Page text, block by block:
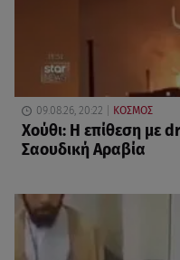
09.08.26, 20:22 ΚΟΣΜΟΣ
Χούθι: Η επίθεση με
Σαουδική Αραβία